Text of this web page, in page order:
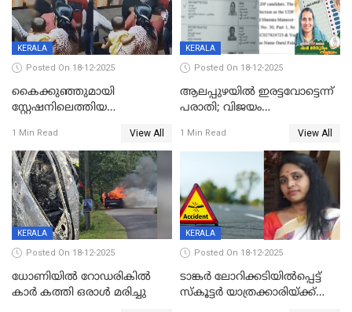
KERALA
Posted On 18-12-2025
കൈക്കുഞ്ഞുമായി
സ്റ്റേഷനിലെത്തിയ
കരണത്തടിച്ചു; CC ടിവി
ദൃശ്യങ്ങൾ പുറത്ത്
1 Min Read View All
KERALA
Posted On 18-12-2025
ആലപ്പുഴയിൽ ഇരട്ടവോട്ടെന്ന്
പരാതി; വിജയം
വാർഡിലെ എൽഡിഎഫ്
സ്ഥാനാർത്ഥി
1 Min Read View All
KERALA
Posted On 18-12-2025
ധോണിയിൽ റോഡരികിൽ
കാർ കത്തി ഒരാൾ മരിച്ചു
KERALA
Posted On 18-12-2025
ടാങ്കർ ലോറിക്കടിയിൽപ്പെട്ട്
സ്കൂട്ടർ യാത്രക്കാരിയ്ക്ക്